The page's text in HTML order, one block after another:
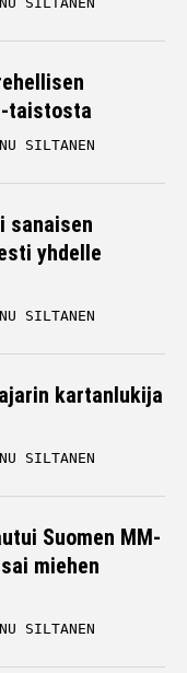
taistosta
SILTANEN
sanaisen
yhdelle
SILTANEN
kartanlukija
SILTANEN
Suomen MM-
miehen
SILTANEN